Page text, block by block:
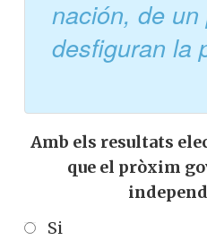
nación, de
desfiguran la
Amb els resultats
que el pròxim
Si